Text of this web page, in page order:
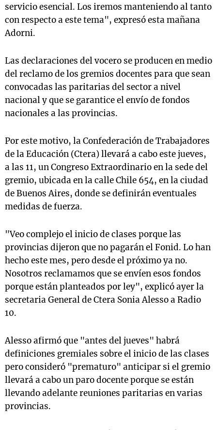
servicio esencial. Los iremos manteniendo al tanto
con respecto a este tema", expresó esta mañana
Adorni.
Las declaraciones del vocero se producen en medio
del reclamo de los gremios docentes para que sean
convocadas las paritarias del sector a nivel
nacional y que se garantice el envío de fondos
nacionales a las provincias.
Por este motivo, la Confederación de Trabajadores
de la Educación (Ctera) llevará a cabo este jueves,
a las 11, un Congreso Extraordinario en la sede del
gremio, ubicada en la calle Chile 654, en la ciudad
de Buenos Aires, donde se definirán eventuales
medidas de fuerza.
"Veo complejo el inicio de clases porque las
provincias dijeron que no pagarán el Fonid. Lo han
hecho este mes, pero desde el próximo ya no.
Nosotros reclamamos que se envíen esos fondos
porque están planteados por ley", explicó ayer la
secretaria General de Ctera Sonia Alesso a Radio
10.
Alesso afirmó que "antes del jueves" habrá
definiciones gremiales sobre el inicio de las clases
pero consideró "prematuro" anticipar si el gremio
llevará a cabo un paro docente porque se están
llevando adelante reuniones paritarias en varias
provincias.